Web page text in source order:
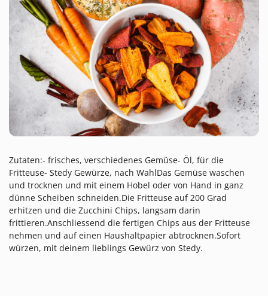
Zutaten:- frisches, verschiedenes Gemüse- Öl, für die
Fritteuse- Stedy Gewürze, nach WahlDas Gemüse waschen
und trocknen und mit einem Hobel oder von Hand in ganz
dünne Scheiben schneiden.Die Fritteuse auf 200 Grad
erhitzen und die Zucchini Chips, langsam darin
frittieren.Anschliessend die fertigen Chips aus der Fritteuse
nehmen und auf einen Haushaltpapier abtrocknen.Sofort
würzen, mit deinem lieblings Gewürz von Stedy.